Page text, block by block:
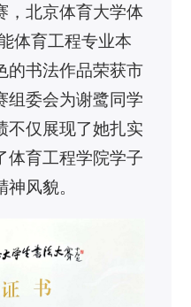
，北京体育大学体
体育工程专业本
的书法作品荣获市
组委会为谢鹭同学
不仅展现了她扎实
体育工程学院学子
风貌。